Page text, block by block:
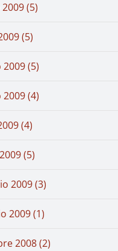
(5)
(5)
(5)
(4)
(4)
(5)
2009 (3)
2009 (1)
2008 (2)